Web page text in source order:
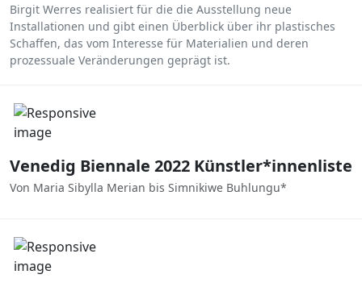
Birgit Werres realisiert für die die Ausstellung neue
Installationen und gibt einen Überblick über ihr plastisches
Schaffen, das vom Interesse für Materialien und deren
prozessuale Veränderungen geprägt ist.
Venedig Biennale 2022 Künstler*innenliste
Von Maria Sibylla Merian bis Simnikiwe Buhlungu*